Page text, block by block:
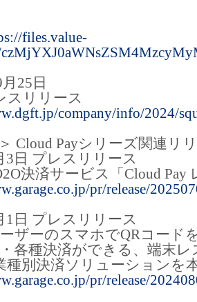
files.value-
25日
スリリース
company/info/2024/
Cloud Payシリーズ関連リ
3日 プレスリリース
決済サービス「Cloud Pay
pr/release/
1日 プレスリリース
ザーのスマホでQRコード
各種決済ができる、端末
種別決済ソリューションを
pr/release/